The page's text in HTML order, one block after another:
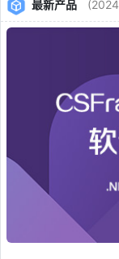
最新产品